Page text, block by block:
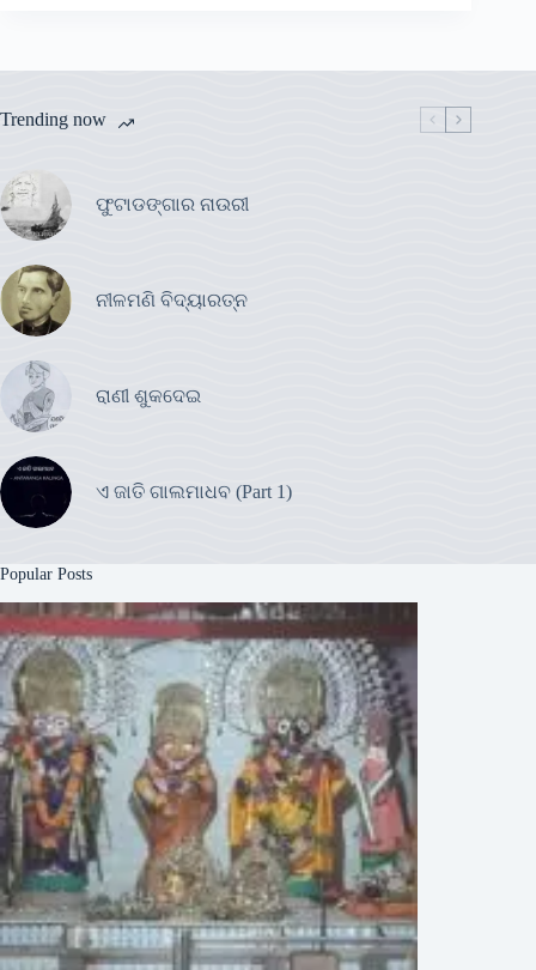
Trending now
ଫୁଟାଡଙ୍ଗାର ନାଉରୀ
ନୀଳମଣି ବିଦ୍ୟାରତ୍ନ
ରାଣୀ ଶୁକଦେଇ
ଏ ଜାତି ଗାଲମାଧବ (Part 1)
Popular Posts